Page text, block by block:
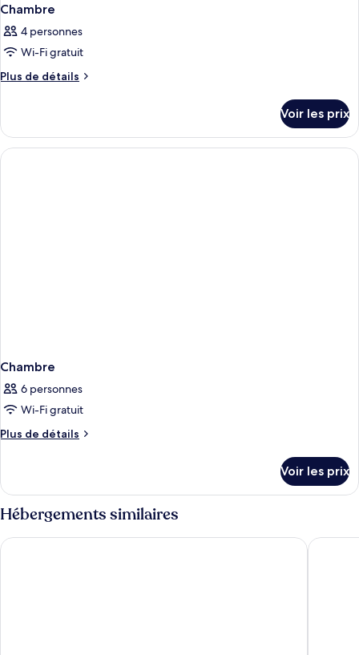
Chambre
4 personnes
Wi-Fi gratuit
Plus de détails
Plus
le
type
de
Voir les prix
Chambre
6 personnes
Wi-Fi gratuit
Plus de détails
Plus
le
type
de
Chambre
Voir les prix
Hébergements similaires
Hanoi Royal Premium Hotel HOTEL